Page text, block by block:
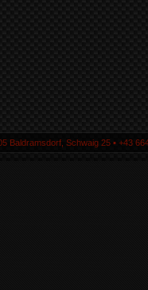
Baldramsdorf, Schwaig 25 ▪ +43